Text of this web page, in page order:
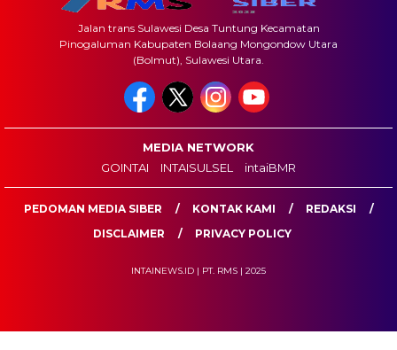
Jalan trans Sulawesi Desa Tuntung Kecamatan
Pinogaluman Kabupaten Bolaang Mongondow Utara
(Bolmut), Sulawesi Utara.
MEDIA NETWORK
GOINTAI
INTAISULSEL intaiBMR
PEDOMAN MEDIA SIBER KONTAK KAMI
REDAKSI
DISCLAIMER
PRIVACY POLICY
INTAINEWS.ID | PT. RMS | 2025